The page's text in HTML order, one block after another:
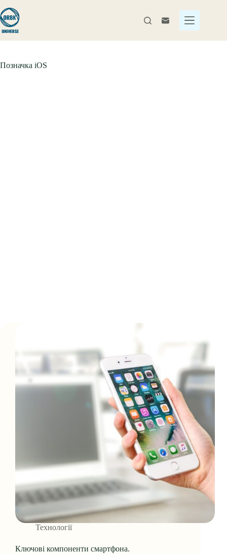
до
вмісту
Позначка iOS
Технології
Ключові компоненти смартфона.